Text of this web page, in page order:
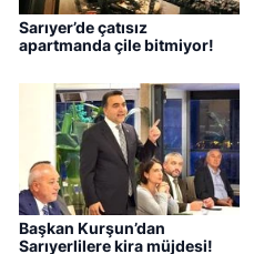
Sarıyer’de çatısız
apartmanda çile bitmiyor!
Başkan Kurşun’dan
Sarıyerlilere kira müjdesi!